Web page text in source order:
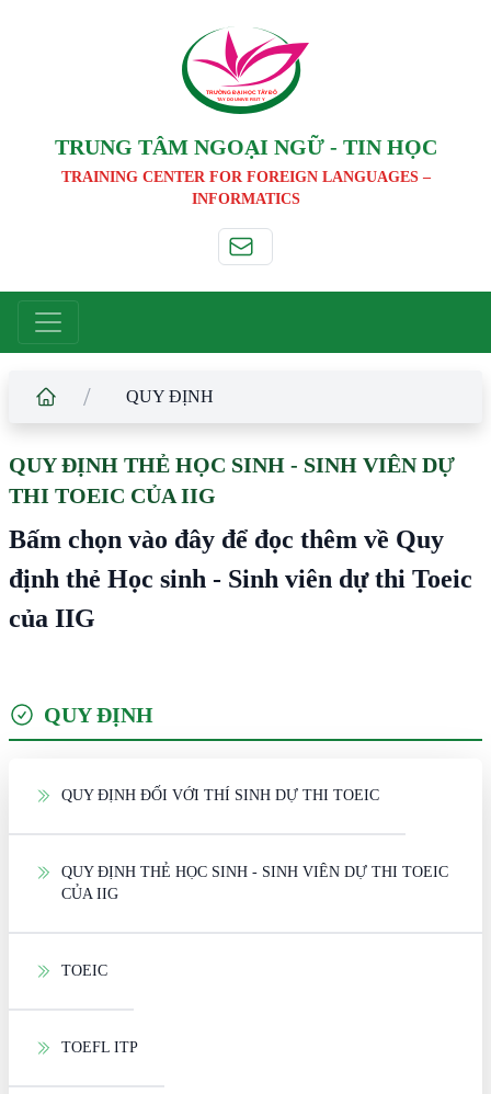
TRƯỜNG ĐẠI HỌC TÂY ĐÔ
TAY DO UNIVERSIT Y
TRUNG TÂM NGOẠI NGỮ - TIN HỌC
TRAINING CENTER FOR FOREIGN LANGUAGES –
INFORMATICS
/ QUY ĐỊNH
QUY ĐỊNH THẺ HỌC SINH - SINH VIÊN DỰ
THI TOEIC CỦA IIG
Bấm chọn vào đây để đọc thêm về Quy
định thẻ Học sinh - Sinh viên dự thi Toeic
của IIG
QUY ĐỊNH
QUY ĐỊNH ĐỐI VỚI THÍ SINH DỰ THI TOEIC
QUY ĐỊNH THẺ HỌC SINH - SINH VIÊN DỰ THI TOEIC
CỦA IIG
TOEIC
TOEFL ITP